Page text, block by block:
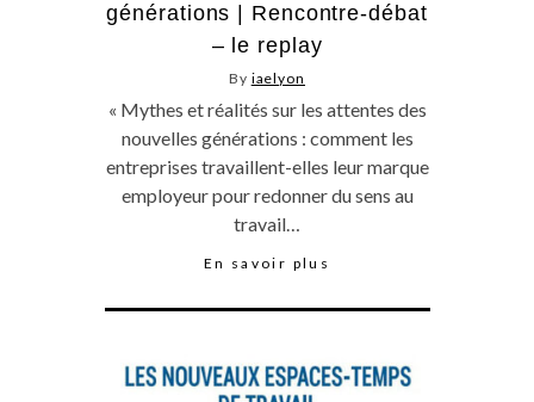
générations | Rencontre-débat
– le replay
By iaelyon
« Mythes et réalités sur les attentes des
nouvelles générations : comment les
entreprises travaillent-elles leur marque
employeur pour redonner du sens au
travail…
En savoir plus